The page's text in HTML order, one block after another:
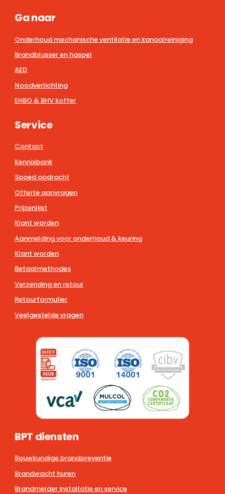
Ga naar
Onderhoud mechanische ventilatie en kanaalreiniging
Brandblusser en haspel
AED
Noodverlichting
EHBO & BHV koffer
Service
Contact
Kennisbank
Spoed opdracht
Offerte aanvragen
Prijzenlijst
Klant worden
Aanmelding voor onderhoud & keuring
Klant worden
Betaalmethodes
Verzending en retour
Retourformulier
Veelgestelde vragen
BPT diensten
Bouwkundige brandpreventie
Brandwacht huren
Brandmelder installatie en service